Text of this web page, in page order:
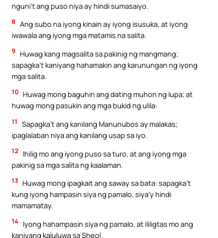
nguni’t ang puso niya ay hindi sumasaiyo.
8 Ang subo na iyong kinain ay iyong isusuka, at iyong
iwawala ang iyong mga matamis na salita.
9
Huwag kang magsalita sa pakinig ng mangmang;
sapagka’t kaniyang hahamakin ang karunungan ng iyong
mga salita.
10 Huwag mong baguhin ang dating muhon ng lupa; at
huwag mong pasukin ang mga bukid ng ulila:
11
Sapagka’t ang kanilang Manunubos ay malakas;
ipaglalaban niya ang kanilang usap sa iyo.
12
Ihilig mo ang iyong puso sa turo, at ang iyong mga
pakinig sa mga salita ng kaalaman.
13 Huwag mong ipagkait ang saway sa bata: sapagka’t
kung iyong hampasin siya ng pamalo, siya’y hindi
mamamatay.
14 Iyong hahampasin siya ng pamalo, at ililigtas mo ang
kaniyang kaluluwa sa Sheol.